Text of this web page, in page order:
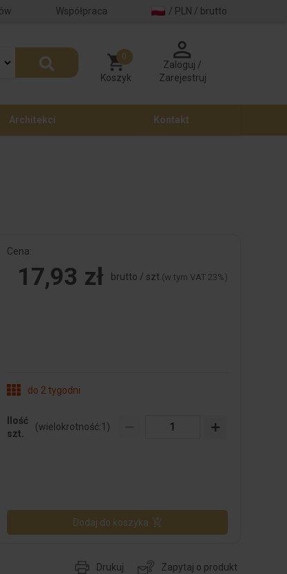
Współpraca / PLN / brutto
Koszyk
0
Zaloguj /
Zarejestruj
Architekci Kontakt
Cena:
17,93 zł brutto / szt. (w tym VAT 23%)
do 2 tygodni
Ilość
szt.
(wielokrotność:1 )
Dodaj do koszyka
Drukuj Zapytaj o produkt